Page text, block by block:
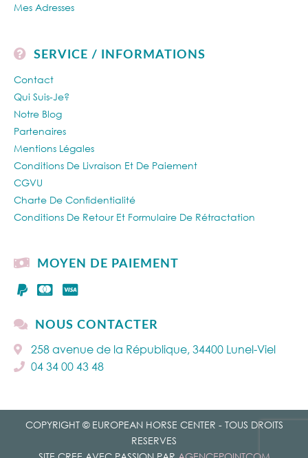
Mes Adresses
SERVICE / INFORMATIONS
Contact
Qui Suis-Je?
Notre Blog
Partenaires
Mentions Légales
Conditions De Livraison Et De Paiement
CGVU
Charte De Confidentialité
Conditions De Retour Et Formulaire De Rétractation
MOYEN DE PAIEMENT
NOUS CONTACTER
258 avenue de la République, 34400 Lunel-Viel
04 34 00 43 48
COPYRIGHT © EUROPEAN HORSE CENTER - TOUS DROITS
RESERVES